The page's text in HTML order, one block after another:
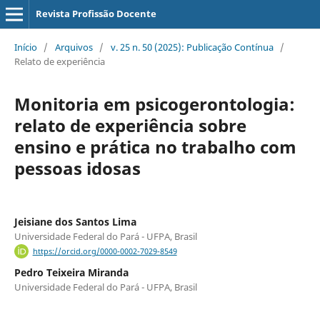
Revista Profissão Docente
Início / Arquivos / v. 25 n. 50 (2025): Publicação Contínua /
Relato de experiência
Monitoria em psicogerontologia:
relato de experiência sobre
ensino e prática no trabalho com
pessoas idosas
Jeisiane dos Santos Lima
Universidade Federal do Pará - UFPA, Brasil
https://orcid.org/0000-0002-7029-8549
Pedro Teixeira Miranda
Universidade Federal do Pará - UFPA, Brasil